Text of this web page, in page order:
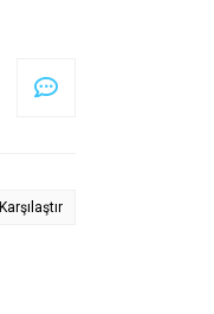
Karşılaştır